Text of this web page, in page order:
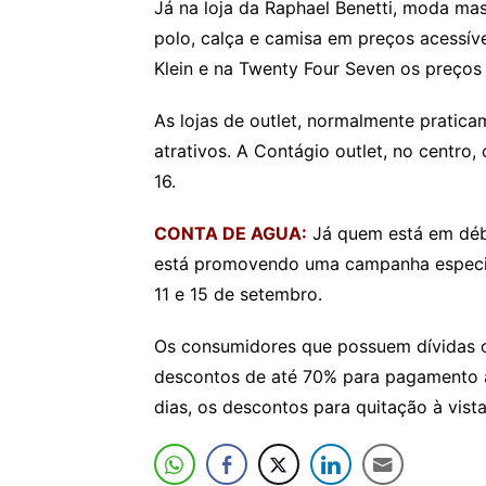
Já na loja da Raphael Benetti, moda
polo, calça e camisa em preços
Klein e na Twenty Four Seven os preços
As lojas de outlet, normalmente
atrativos. A Contágio outlet, no centro,
16.
CONTA DE AGUA: Já quem está em
está promovendo uma campanha
11 e 15 de setembro.
Os consumidores que possuem
descontos de até 70% para
dias, os descontos para quitação à